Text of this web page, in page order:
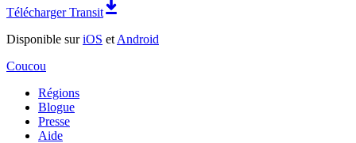
Télécharger Transit
Disponible suriOS et Android
Coucou
Régions
Blogue
Presse
Aide